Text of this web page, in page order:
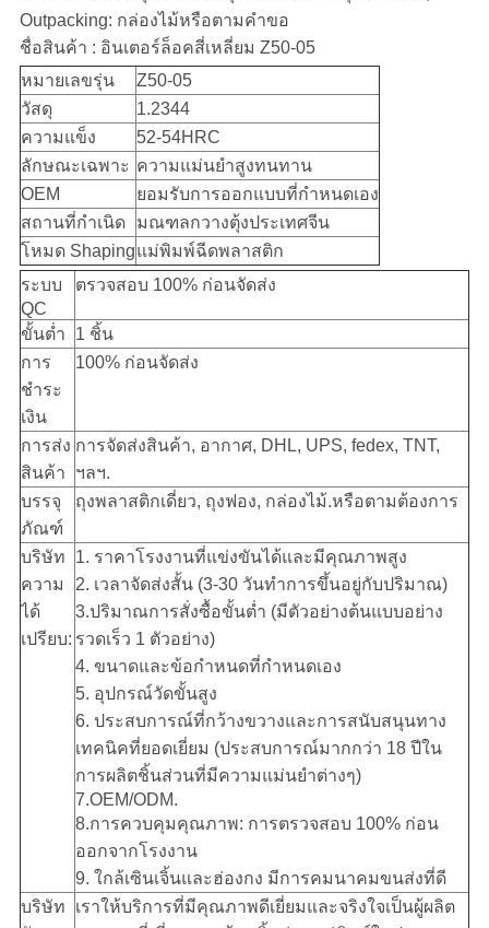
Outpacking: กล่องไม้หรือตามคำขอ
ชื่อสินค้า : อินเตอร์ล็อคสี่เหลี่ยม Z50-05
หมายเลขรุ่น
Z50-05
วัสดุ
1.2344
ความแข็ง
52-54HRC
ลักษณะเฉพาะ ความแม่นยำสูงทนทาน
OEM
ยอมรับการออกแบบที่กำหนดเอง
สถานที่กำเนิด
มณฑลกวางตุ้งประเทศจีน
โหมด Shapingแม่พิมพ์ฉีดพลาสติก
ระบบ
QC
ตรวจสอบ 100% ก่อนจัดส่ง
ขั้นต่ำ
1 ชิ้น
การ
ชำระ
เงิน
100% ก่อนจัดส่ง
การส่ง
สินค้า
การจัดส่งสินค้า, อากาศ, DHL, UPS, fedex, TNT,
ฯลฯ.
บรรจุ
ภัณฑ์
ถุงพลาสติกเดี่ยว, ถุงฟอง, กล่องไม้.หรือตามต้องการ
บริษัท
ความ
ได้
เปรียบ:
1. ราคาโรงงานที่แข่งขันได้และมีคุณภาพสูง
2. เวลาจัดส่งสั้น (3-30 วันทำการขึ้นอยู่กับปริมาณ)
3.ปริมาณการสั่งซื้อขั้นต่ำ (มีตัวอย่างต้นแบบอย่าง
รวดเร็ว 1 ตัวอย่าง)
4. ขนาดและข้อกำหนดที่กำหนดเอง
5. อุปกรณ์วัดขั้นสูง
6. ประสบการณ์ที่กว้างขวางและการสนับสนุนทาง
เทคนิคที่ยอดเยี่ยม (ประสบการณ์มากกว่า 18 ปีใน
การผลิตชิ้นส่วนที่มีความแม่นยำต่างๆ)
7.OEM/ODM.
8.การควบคุมคุณภาพ: การตรวจสอบ 100% ก่อน
ออกจากโรงงาน
9. ใกล้เซินเจิ้นและฮ่องกง มีการคมนาคมขนส่งที่ดี
บริษัท
เราให้บริการที่มีคุณภาพดีเยี่ยมและจริงใจเป็นผู้ผลิต